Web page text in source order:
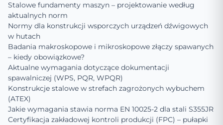
Stalowe fundamenty maszyn – projektowanie według
aktualnych norm
Normy dla konstrukcji wsporczych urządzeń dźwigowych
w hutach
Badania makroskopowe i mikroskopowe złączy spawanych
– kiedy obowiązkowe?
Aktualne wymagania dotyczące dokumentacji
spawalniczej (WPS, PQR, WPQR)
Konstrukcje stalowe w strefach zagrożonych wybuchem
(ATEX)
Jakie wymagania stawia norma EN 10025-2 dla stali S355JR
Certyfikacja zakładowej kontroli produkcji (FPC) – pułapki